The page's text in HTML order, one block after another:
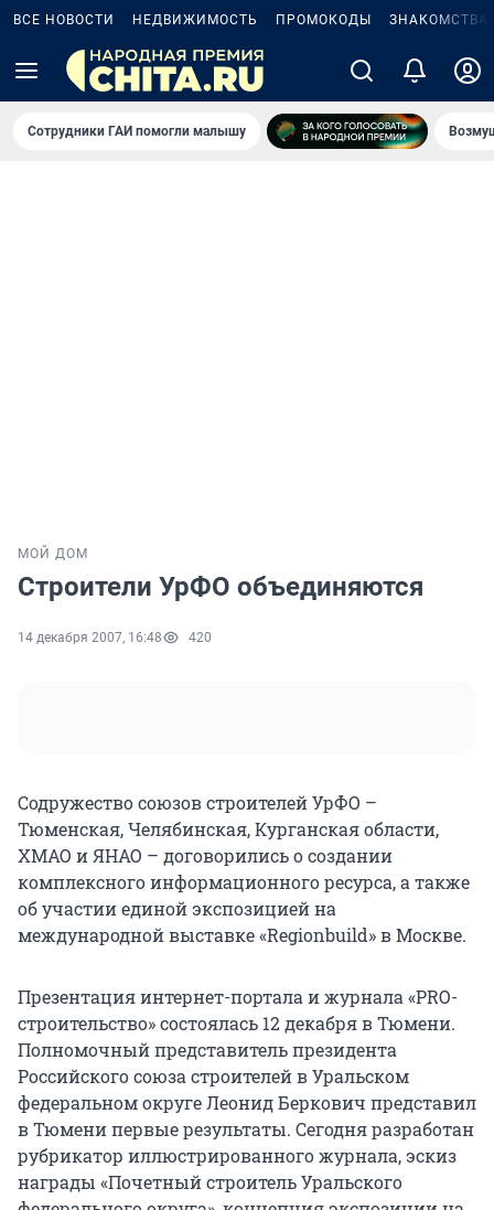
ВСЕ НОВОСТИ НЕДВИЖИМОСТЬ ПРОМОКОДЫ ЗНАКОМСТВА
Сотрудники ГАИ помогли малышу
МОЙ ДОМ
Строители УрФО объединяются
14 декабря 2007, 16:48 420
Содружество союзов строителей УрФО –
Тюменская, Челябинская, Курганская области,
ХМАО и ЯНАО – договорились о создании
комплексного информационного ресурса, а также
об участии единой экспозицией на
международной выставке «Regionbuild» в Москве.
Презентация интернет-портала и журнала «PRO-
строительство» состоялась 12 декабря в Тюмени.
Полномочный представитель президента
Российского союза строителей в Уральском
федеральном округе Леонид Беркович представил
в Тюмени первые результаты. Сегодня разработан
рубрикатор иллюстрированного журнала, эскиз
награды «Почетный строитель Уральского